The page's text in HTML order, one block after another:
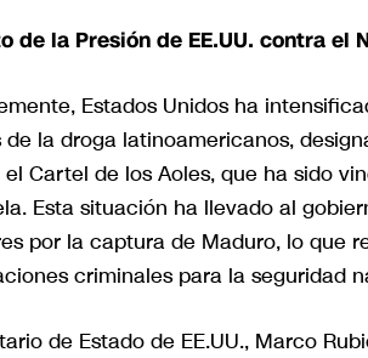
de la Presión de EE.UU. contra el
Estados Unidos ha
la droga latinoamericanos,
Cartel de los Aoles, que ha sido
Esta situación ha llevado al
por la captura de Maduro, lo que
criminales para la seguridad
de Estado de EE.UU., Marco